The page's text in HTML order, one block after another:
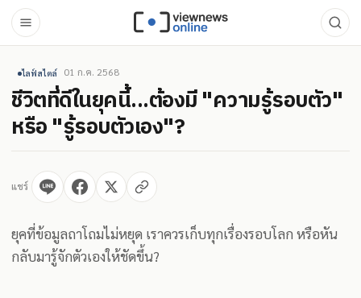
ไลฟ์สไตล์ 01 ก.ค. 2568
ชีวิตที่ดีในยุคนี้...ต้องมี "ความรู้รอบตัว"
หรือ "รู้รอบตัวเอง"?
แชร์
ยุคที่ข้อมูลถาโถมไม่หยุด เราควรเก็บทุกเรื่องรอบโลก หรือหัน
กลับมารู้จักตัวเองให้ชัดขึ้น?